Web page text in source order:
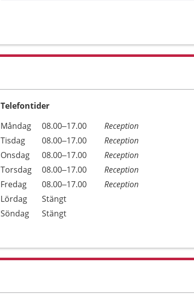
Telefontider
Dag
Öppettider
Kommentarer
Måndag 08.00–17.00
Reception
Tisdag
08.00–17.00
Reception
Onsdag
08.00–17.00
Reception
Torsdag
08.00–17.00
Reception
Fredag
08.00–17.00
Reception
Lördag
Stängt
Söndag
Stängt